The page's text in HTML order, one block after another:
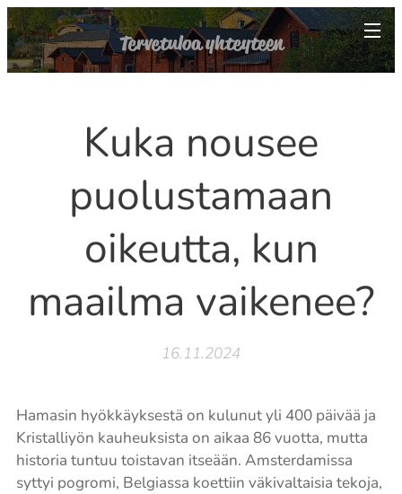
Tervetuloa yhteyteen
Kuka nousee
puolustamaan
oikeutta, kun
maailma vaikenee?
16.11.2024
Hamasin hyökkäyksestä on kulunut yli 400 päivää ja
Kristalliyön kauheuksista on aikaa 86 vuotta, mutta
historia tuntuu toistavan itseään. Amsterdamissa
syttyi pogromi, Belgiassa koettiin väkivaltaisia tekoja,